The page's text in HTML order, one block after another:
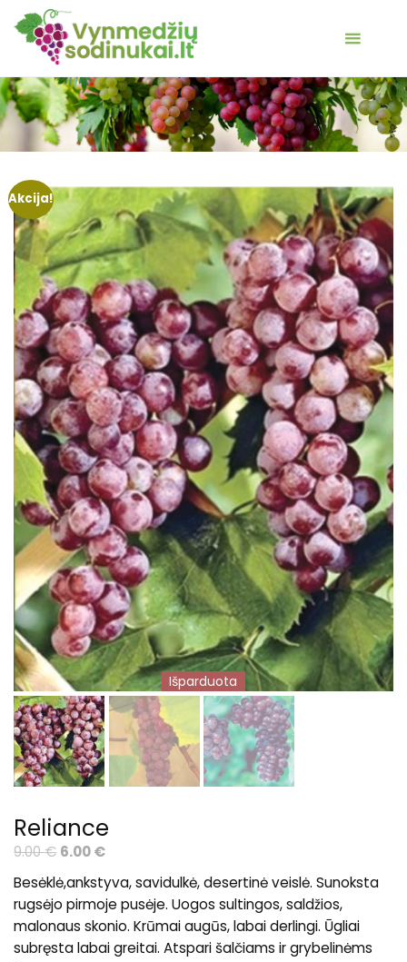
Akcija!
Išparduota
Reliance
9.00€ Original
price
was:
9.00 €.
6.00€Current
is:
6.00 €.
Besėklė,ankstyva, savidulkė, desertinė veislė. Sunoksta
rugsėjo pirmoje pusėje. Uogos sultingos, saldžios,
malonaus skonio. Krūmai augūs, labai derlingi. Ūgliai
subręsta labai greitai. Atspari šalčiams ir grybelinėms